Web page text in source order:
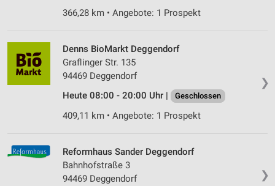
366,28 km • Angebote: 1 Prospekt
❯
Denns BioMarkt Deggendorf
Graflinger Str. 135
94469 Deggendorf
Heute 08:00 - 20:00 Uhr |
Geschlossen
409,11 km • Angebote: 1 Prospekt
❯
Reformhaus Sander Deggendorf
Bahnhofstraße 3
94469 Deggendorf
Wir nutzen Ihre Daten für folgende Zwecke:
Speichern von oder Zugriff auf Informationen
auf einem Endgerät
Verwendung reduzierter Daten zur Auswahl von
Werbeanzeigen
Erstellung von Profilen für personalisierte
Verwendung von Profilen zur Auswahl
personalisierter Werbung